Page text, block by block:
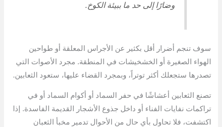
وضارًا إلى حد ما ببيئة الكوخ.
سوف تنجم أضرار أقل بكثير عن الأجراس المعلقة أو طواحين
الهواء الصغيرة أو الخشخيشات في المنطقة. مجرد الأصوات التي
تصدرها ستجعلك أكثر توتراً، وبمجرد القضاء عليها، ستعود الثعابين.
تصنع الثعابين أعشاشًا في حفر السماد أو أكوام السماد أو في
تراكمات نفايات الفناء أو داخل جذوع الأشجار القديمة الفاسدة. إذا
اكتشفت، فلا تحاول بأي حال من الأحوال تدمير مخبأ الثعبان